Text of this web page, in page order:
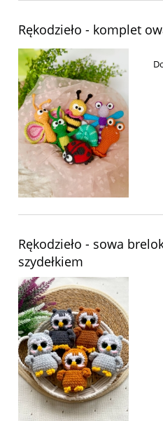
Rękodzieło - komplet
Rękodzieło - sowa
szydełkiem